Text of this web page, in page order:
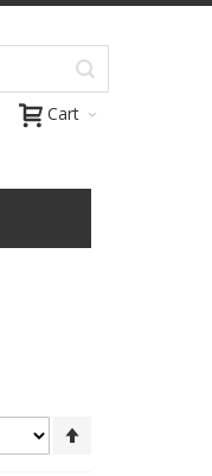
Cart